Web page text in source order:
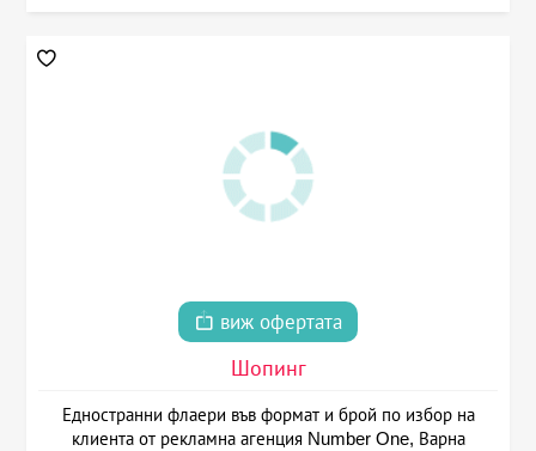
виж офертата
Шопинг
Едностранни флаери във формат и брой по избор на
клиента от рекламна агенция Number One, Варна